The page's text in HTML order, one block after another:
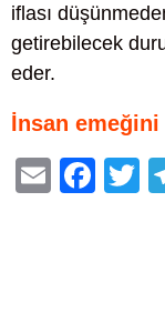
iflası
getirebilecek
eder.
İnsan emeğini
E
F
T